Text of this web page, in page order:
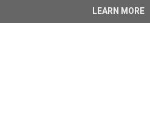
LEARN MORE